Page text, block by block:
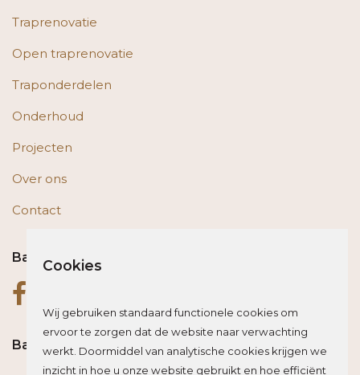
Traprenovatie
Open traprenovatie
Traponderdelen
Onderhoud
Projecten
Over ons
Contact
Bas op social media
Bas blogt
Cookies
Wij gebruiken standaard functionele cookies om
ervoor te zorgen dat de website naar verwachting
werkt. Doormiddel van analytische cookies krijgen we
inzicht in hoe u onze website gebruikt en hoe efficiënt